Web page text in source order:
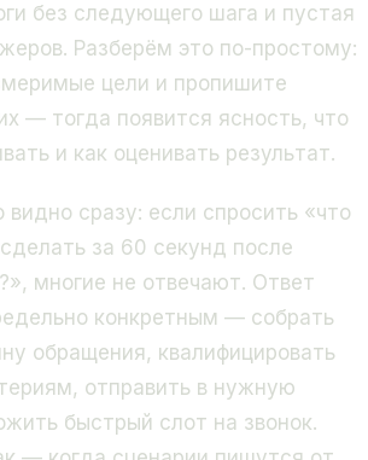
без следующего шага и пустая
Разберём это по-простому:
цели и пропишите
— тогда появится ясность, что
и как оценивать результат.
видно сразу: если спросить «что
за 60 секунд после
многие не отвечают. Ответ
конкретным — собрать
обращения, квалифицировать
отправить в нужную
быстрый слот на звонок.